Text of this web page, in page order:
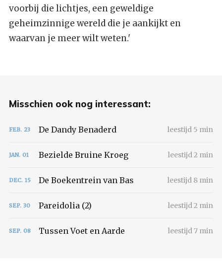
voorbij die lichtjes, een geweldige
geheimzinnige wereld die je aankijkt en
waarvan je meer wilt weten.'
Misschien ook nog interessant:
FEB. 23 De Dandy Benaderd leestijd 5 min
JAN. 01 Bezielde Bruine Kroeg leestijd 2 min
DEC. 15 De Boekentrein van Bas leestijd 8 min
SEP. 30 Pareidolia (2) leestijd 2 min
SEP. 08 Tussen Voet en Aarde leestijd 7 min